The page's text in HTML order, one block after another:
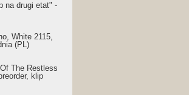
na drugi etat" -
White 2115,
(PL)
The Restless
klip